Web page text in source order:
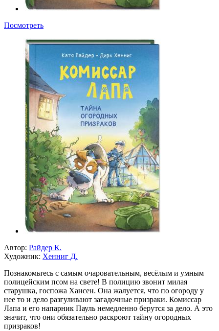
Посмотреть
Автор: Райдер К.
Художник: Хенниг Д.
Познакомьтесь с самым очаровательным, весёлым и умным
полицейским псом на свете! В полицию звонит милая
старушка, госпожа Хансен. Она жалуется, что по огороду у
нее то и дело разгуливают загадочные призраки. Комиссар
Лапа и его напарник Пауль немедленно берутся за дело. А это
значит, что они обязательно раскроют тайну огородных
призраков!